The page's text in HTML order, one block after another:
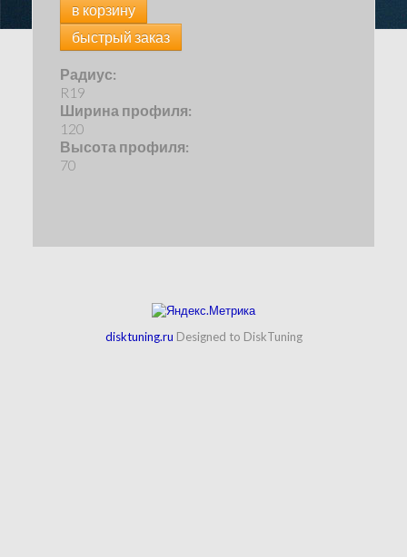
в корзину
быстрый заказ
Радиус:
R19
Ширина профиля:
120
Высота профиля:
70
disktuning.ru Designed to DiskTuning